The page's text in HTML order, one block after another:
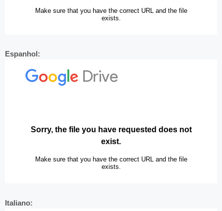
Espanhol:
Italiano: